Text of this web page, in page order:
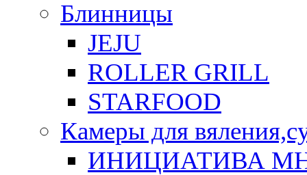
Блинницы
JEJU
ROLLER GRILL
STARFOOD
Камеры для
ИНИЦИАТИВА